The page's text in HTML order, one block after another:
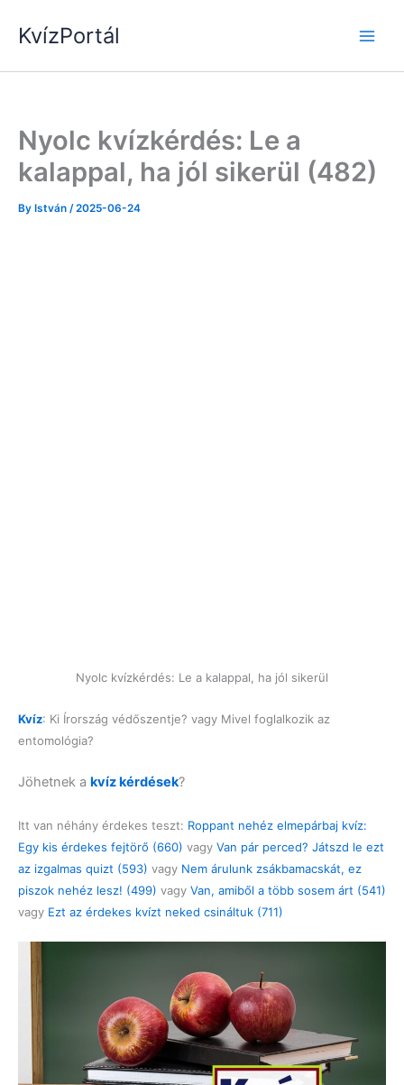
KvízPortál
Nyolc kvízkérdés: Le a
kalappal, ha jól sikerül (482)
By István /2025-06-24
Nyolc kvízkérdés: Le a kalappal, ha jól sikerül
Kvíz: Ki Írország védőszentje? vagy Mivel foglalkozik az
entomológia?
Jöhetnek a kvíz kérdések?
Itt van néhány érdekes teszt: Roppant nehéz elmepárbaj kvíz:
Egy kis érdekes fejtörő (660) vagy Van pár perced? Játszd le ezt
az izgalmas quizt (593) vagy Nem árulunk zsákbamacskát, ez
piszok nehéz lesz! (499) vagy Van, amiből a több sosem árt (541)
vagy Ezt az érdekes kvízt neked csináltuk (711)